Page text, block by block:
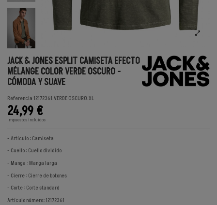
JACK & JONES ESPLIT CAMISETA EFECTO
MÉLANGE COLOR VERDE OSCURO -
CÓMODA Y SUAVE
Referencia12172361.VERDE OSCURO.XL
24,99 €
Impuestos incluidos
- Artículo : Camiseta
- Cuello : Cuello dividido
- Manga : Manga larga
- Cierre : Cierre de botones
- Corte : Corte standard
Artículo número: 12172361